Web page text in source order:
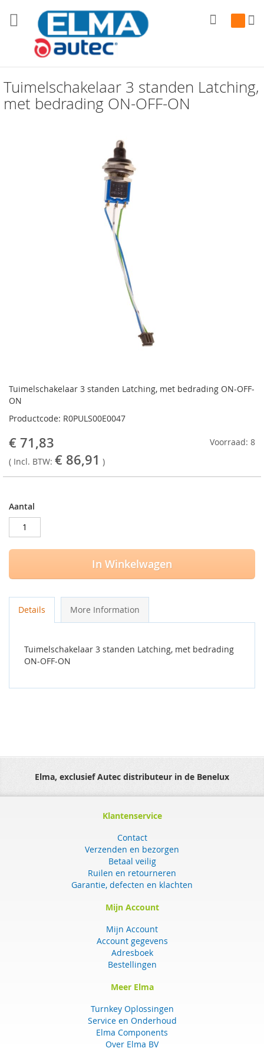
Zoek
Tuimelschakelaar 3 standen Latching,
met bedrading ON-OFF-ON
Tuimelschakelaar 3 standen Latching, met bedrading ON-OFF-
ON
Productcode: R0PULS00E0047
€ 71,83
( Incl. BTW: € 86,91 )
Voorraad: 8
Aantal
In Winkelwagen
naar
het
van
de
afbeeldingen-
gallerij
Details More Information
Tuimelschakelaar 3 standen Latching, met bedrading
ON-OFF-ON
Elma, exclusief Autec distributeur in de Benelux
Klantenservice
Contact
Verzenden en bezorgen
Betaal veilig
Ruilen en retourneren
Garantie, defecten en klachten
Mijn Account
Mijn Account
Account gegevens
Adresboek
Bestellingen
Meer Elma
Turnkey Oplossingen
Service en Onderhoud
Elma Components
Over Elma BV